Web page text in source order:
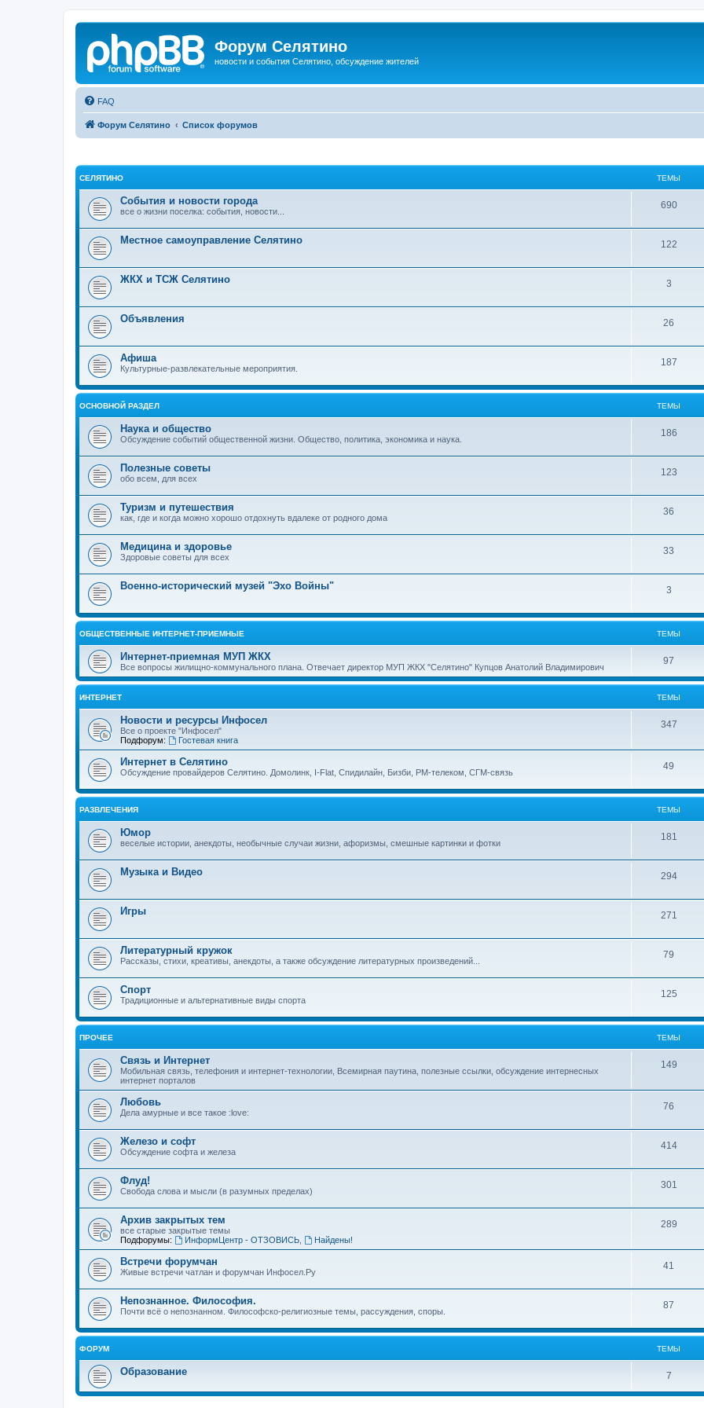
Форум Селятино
новости и события Селятино, обсуждение жителей
FAQ
Форум Селятино Список форумов
СЕЛЯТИНО ТЕМЫ
События и новости города
все о жизни поселка: события, новости...
690
Местное самоуправление Селятино 122
ЖКХ и ТСЖ Селятино 3
Объявления 26
Афиша
Культурные-развлекательные мероприятия.
187
ОСНОВНОЙ РАЗДЕЛ ТЕМЫ
Наука и общество
Обсуждение событий общественной жизни. Общество, политика, экономика и наука.
186
Полезные советы
обо всем, для всех
123
Туризм и путешествия
как, где и когда можно хорошо отдохнуть вдалеке от родного дома
36
Медицина и здоровье
Здоровые советы для всех
33
Военно-исторический музей "Эхо Войны" 3
ОБЩЕСТВЕННЫЕ ИНТЕРНЕТ-ПРИЕМНЫЕ ТЕМЫ
Интернет-приемная МУП ЖКХ
Все вопросы жилищно-коммунального плана. Отвечает директор МУП ЖКХ "Селятино" Купцов Анатолий Владимирович
97
ИНТЕРНЕТ ТЕМЫ
Новости и ресурсы Инфосел
Все о проекте "Инфосел"
Подфорум:
Гостевая книга
347
Интернет в Селятино
Обсуждение провайдеров Селятино. Домолинк, I-Flat, Спидилайн, Бизби, РМ-телеком, СГМ-связь
49
РАЗВЛЕЧЕНИЯ ТЕМЫ
Юмор
веселые истории, анекдоты, необычные случаи жизни, афоризмы, смешные картинки и фотки
181
Музыка и Видео 294
Игры 271
Литературный кружок
Рассказы, стихи, креативы, анекдоты, а также обсуждение литературных произведений...
79
Спорт
Традиционные и альтернативные виды спорта
125
ПРОЧЕЕ ТЕМЫ
Связь и Интернет
Мобильная связь, телефония и интернет-технологии, Всемирная паутина, полезные ссылки, обсуждение интернесных
интернет порталов
149
Любовь
Дела амурные и все такое :love:
76
Железо и софт
Обсуждение софта и железа
414
Флуд!
Свобода слова и мысли (в разумных пределах)
301
Архив закрытых тем
все старые закрытые темы
Подфорумы:
ИнформЦентр - ОТЗОВИСЬ, Найдены!
289
Встречи форумчан
Живые встречи чатлан и форумчан Инфосел.Ру
41
Непознанное. Философия.
Почти всё о непознанном. Философско-религиозные темы, рассуждения, споры.
87
ФОРУМ ТЕМЫ
Образование 7